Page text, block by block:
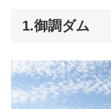
1.御調ダム